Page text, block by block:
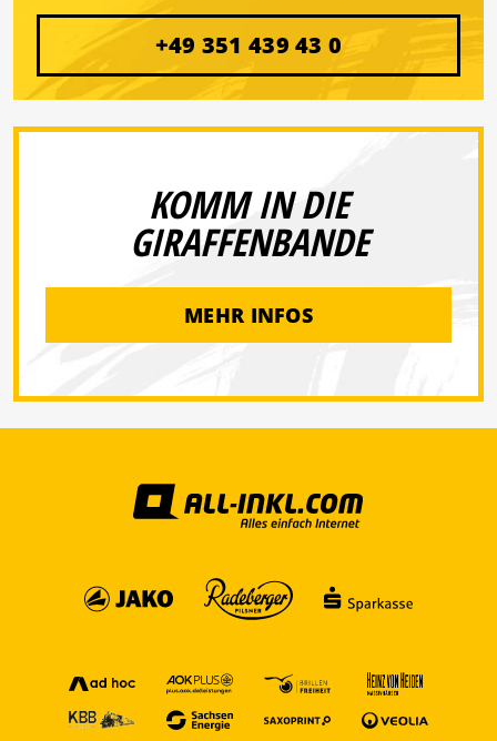
+49 351 439 43 0
KOMM IN DIE
GIRAFFENBANDE
MEHR INFOS